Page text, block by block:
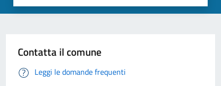
Contatta il comune
Leggi le domande frequenti